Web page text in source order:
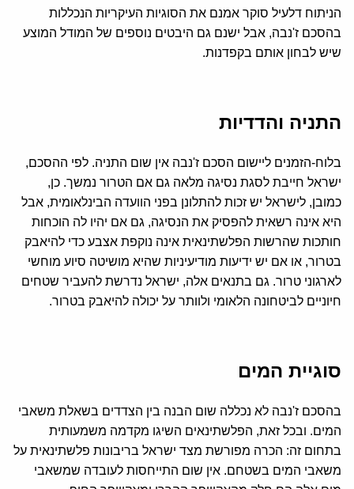
הניתוח דלעיל סוקר אמנם את הסוגיות העיקריות הנכללות
בהסכם ז'נבה, אבל ישנם גם היבטים נוספים של המודל המוצע
שיש לבחון אותם בקפדנות.
התניה והדדיות
בלוח-הזמנים ליישום הסכם ז'נבה אין שום התניה. לפי ההסכם,
ישראל חייבת לסגת נסיגה מלאה גם אם הטרור נמשך. כן,
כמובן, לישראל יש זכות להתלונן בפני הוועדה הבינלאומית, אבל
היא אינה רשאית להפסיק את הנסיגה, גם אם יהיו לה הוכחות
חותכות שהרשות הפלשתינאית אינה נוקפת אצבע כדי להיאבק
בטרור, או אם יש ידיעות מודיעיניות שהיא מושיטה סיוע מוחשי
לארגוני טרור. גם בתנאים אלה, ישראל נדרשת להעביר שטחים
חיוניים לביטחונה הלאומי ולוותר על יכולה להיאבק בטרור.
סוגיית המים
בהסכם ז'נבה לא נכללה שום הבנה בין הצדדים בשאלת משאבי
המים. ובכל זאת, הפלשתינאים השיגו מקדמה משמעותית
בתחום זה: הכרה מפורשת מצד ישראל בריבונות פלשתינאית על
משאבי המים בשטחם. אין שום התייחסות לעובדה שמשאבי